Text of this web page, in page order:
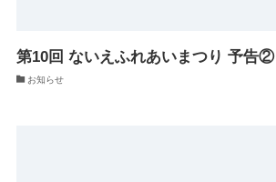
第10回 ないえふれあいまつり 予告②
お知らせ